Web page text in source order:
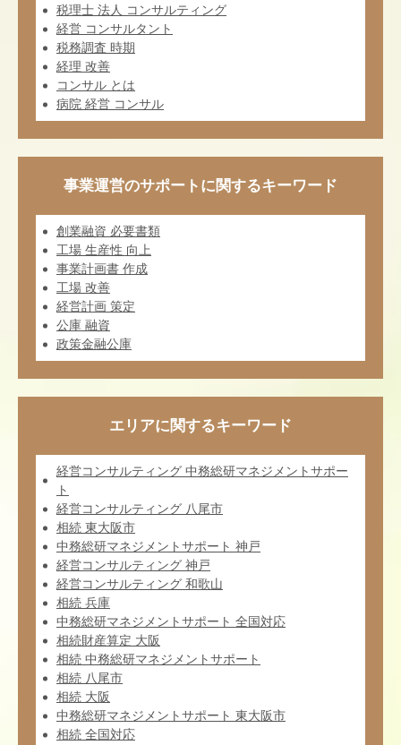
税理士 法人 コンサルティング
経営 コンサルタント
税務調査 時期
経理 改善
コンサル とは
病院 経営 コンサル
事業運営のサポートに関するキーワード
創業融資 必要書類
工場 生産性 向上
事業計画書 作成
工場 改善
経営計画 策定
公庫 融資
政策金融公庫
エリアに関するキーワード
経営コンサルティング 中務総研マネジメントサポー
ト
経営コンサルティング 八尾市
相続 東大阪市
中務総研マネジメントサポート 神戸
経営コンサルティング 神戸
経営コンサルティング 和歌山
相続 兵庫
中務総研マネジメントサポート 全国対応
相続財産算定 大阪
相続 中務総研マネジメントサポート
相続 八尾市
相続 大阪
中務総研マネジメントサポート 東大阪市
相続 全国対応